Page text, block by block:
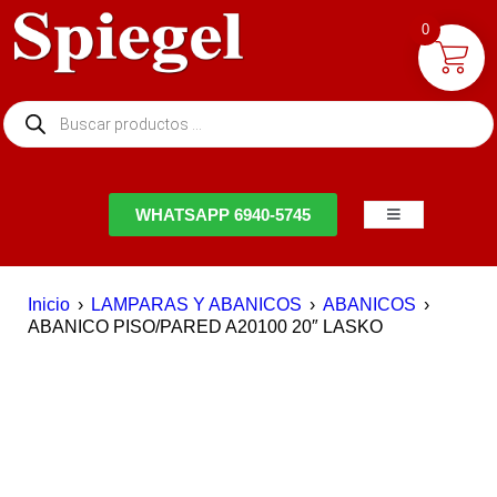
WHATSAPP 6940-5745
Inicio › LAMPARAS Y ABANICOS › ABANICOS ›
ABANICO PISO/PARED A20100 20″ LASKO
0